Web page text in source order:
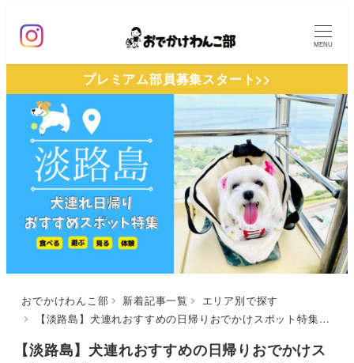
ン
MENU
プレミアム部員募集スタート>>
おでかけわんこ部 新着記事一覧
エリア別で探す
【淡路島】犬連れおすすめの日帰りおでかけスポット特集！ペットと一緒に食事や体験・観光を満喫しよう♪穴場施設も紹介
【淡路島】犬連れおすすめの日帰りおでかけス